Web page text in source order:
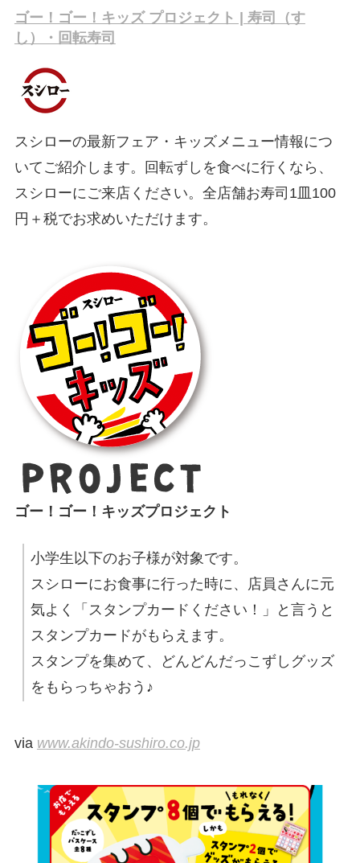
ゴー！ゴー！キッズ プロジェクト | 寿司（す
し）・回転寿司
スシローの最新フェア・キッズメニュー情報につ
いてご紹介します。回転ずしを食べに行くなら、
スシローにご来店ください。全店舗お寿司1皿100
円＋税でお求めいただけます。
ゴー！ゴー！キッズプロジェクト
小学生以下のお子様が対象です。
スシローにお食事に行った時に、店員さんに元
気よく「スタンプカードください！」と言うと
スタンプカードがもらえます。
スタンプを集めて、どんどんだっこずしグッズ
をもらっちゃおう♪
via www.akindo-sushiro.co.jp